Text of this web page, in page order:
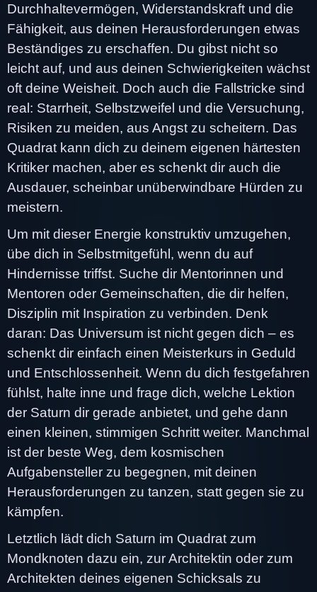
Durchhaltevermögen, Widerstandskraft und die
Fähigkeit, aus deinen Herausforderungen etwas
Beständiges zu erschaffen. Du gibst nicht so
leicht auf, und aus deinen Schwierigkeiten wächst
oft deine Weisheit. Doch auch die Fallstricke sind
real: Starrheit, Selbstzweifel und die Versuchung,
Risiken zu meiden, aus Angst zu scheitern. Das
Quadrat kann dich zu deinem eigenen härtesten
Kritiker machen, aber es schenkt dir auch die
Ausdauer, scheinbar unüberwindbare Hürden zu
meistern.
Um mit dieser Energie konstruktiv umzugehen,
übe dich in Selbstmitgefühl, wenn du auf
Hindernisse triffst. Suche dir Mentorinnen und
Mentoren oder Gemeinschaften, die dir helfen,
Disziplin mit Inspiration zu verbinden. Denk
daran: Das Universum ist nicht gegen dich – es
schenkt dir einfach einen Meisterkurs in Geduld
und Entschlossenheit. Wenn du dich festgefahren
fühlst, halte inne und frage dich, welche Lektion
der Saturn dir gerade anbietet, und gehe dann
einen kleinen, stimmigen Schritt weiter. Manchmal
ist der beste Weg, dem kosmischen
Aufgabensteller zu begegnen, mit deinen
Herausforderungen zu tanzen, statt gegen sie zu
kämpfen.
Letztlich lädt dich Saturn im Quadrat zum
Mondknoten dazu ein, zur Architektin oder zum
Architekten deines eigenen Schicksals zu